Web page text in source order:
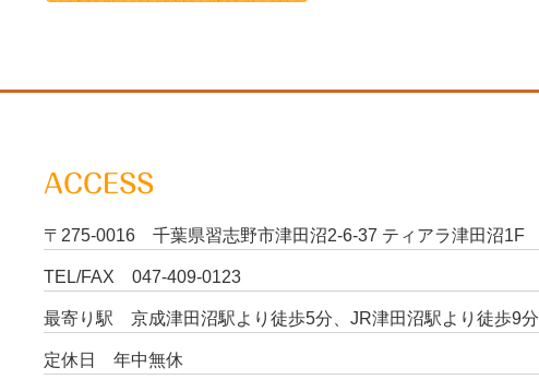
ACCESS
〒275-0016 千葉県習志野市津田沼2-6-37 ティアラ津田沼1F
TEL/FAX 047-409-0123
最寄り駅 京成津田沼駅より徒歩5分、JR津田沼駅より徒歩9分
定休日 年中無休